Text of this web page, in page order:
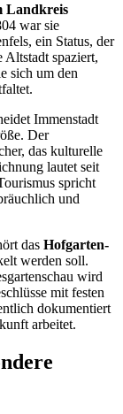
Landkreis
war sie
ein Status, der
Altstadt spaziert,
sich um den
Immenstadt
Der
das kulturelle
lautet seit
spricht
und
das Hofgarten-
werden soll.
wird
mit festen
dokumentiert
arbeitet.